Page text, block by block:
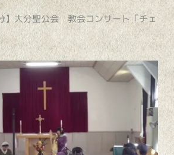
大分聖公会 教会コンサート「チェ